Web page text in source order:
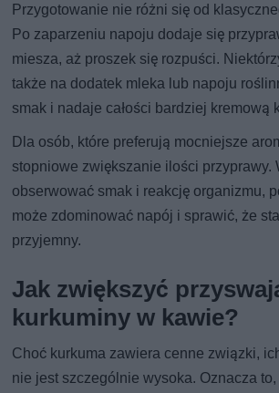
Przygotowanie nie różni się od
Po zaparzeniu napoju dodaje się
miesza, aż proszek się rozpuści.
także na dodatek mleka lub napoju
smak i nadaje całości bardziej kremową
Dla osób, które preferują mocniejsze
stopniowe zwiększanie ilości przyprawy.
obserwować smak i reakcję organizmu,
może zdominować napój i sprawić, że
przyjemny.
Jak zwiększyć
kurkuminy w kawie?
Choć kurkuma zawiera cenne związki,
nie jest szczególnie wysoka. Oznacza